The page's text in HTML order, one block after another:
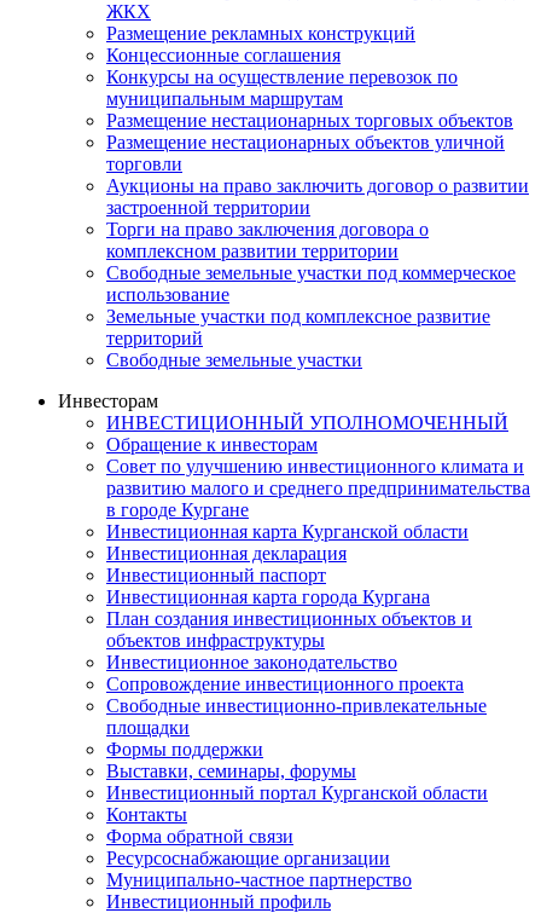
ЖКХ
Размещение рекламных конструкций
Концессионные соглашения
Конкурсы на осуществление перевозок по
муниципальным маршрутам
Размещение нестационарных торговых объектов
Размещение нестационарных объектов уличной
торговли
Аукционы на право заключить договор о развитии
застроенной территории
Торги на право заключения договора о
комплексном развитии территории
Свободные земельные участки под коммерческое
использование
Земельные участки под комплексное развитие
территорий
Свободные земельные участки
Инвесторам
ИНВЕСТИЦИОННЫЙ УПОЛНОМОЧЕННЫЙ
Обращение к инвесторам
Совет по улучшению инвестиционного климата и
развитию малого и среднего предпринимательства
в городе Кургане
Инвестиционная карта Курганской области
Инвестиционная декларация
Инвестиционный паспорт
Инвестиционная карта города Кургана
План создания инвестиционных объектов и
объектов инфраструктуры
Инвестиционное законодательство
Сопровождение инвестиционного проекта
Свободные инвестиционно-привлекательные
площадки
Формы поддержки
Выставки, семинары, форумы
Инвестиционный портал Курганской области
Контакты
Форма обратной связи
Ресурсоснабжающие организации
Муниципально-частное партнерство
Инвестиционный профиль